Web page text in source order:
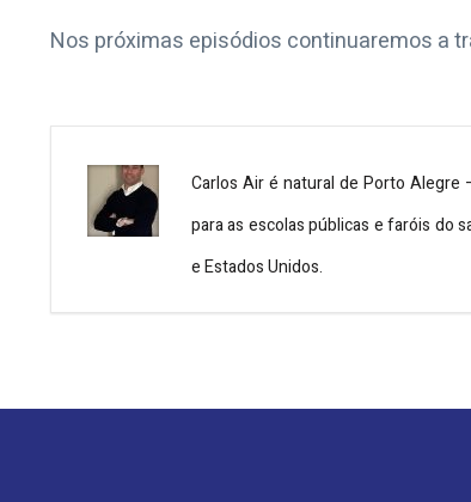
Nos próximas episódios continuaremos a
Carlos Air é natural de Porto Alegre
para as escolas públicas e faróis do
e Estados Unidos.